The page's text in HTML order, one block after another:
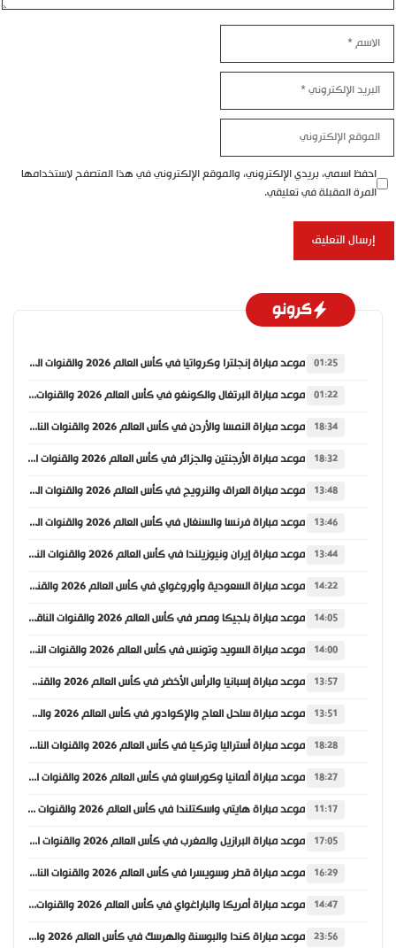
الإلكتروني
الإلكتروني
احفظ اسمي، بريدي الإلكتروني، والموقع الإلكتروني في هذا المتصفح لاستخدامها
المرة المقبلة في تعليقي.
كرونو
01:25 موعد مباراة إنجلترا وكرواتيا في كأس العالم 2026 والقنوات الناقلة
01:22 موعد مباراة البرتغال والكونغو في كأس العالم 2026 والقنوات الناقلة
18:34 موعد مباراة النمسا والأردن في كأس العالم 2026 والقنوات الناقلة
18:32 موعد مباراة الأرجنتين والجزائر في كأس العالم 2026 والقنوات الناقلة
13:48 موعد مباراة العراق والنرويج في كأس العالم 2026 والقنوات الناقلة
13:46 موعد مباراة فرنسا والسنغال في كأس العالم 2026 والقنوات الناقلة
13:44 موعد مباراة إيران ونيوزيلندا في كأس العالم 2026 والقنوات الناقلة
14:22 موعد مباراة السعودية وأوروغواي في كأس العالم 2026 والقنوات الناقلة
14:05 موعد مباراة بلجيكا ومصر في كأس العالم 2026 والقنوات الناقلة
14:00 موعد مباراة السويد وتونس في كأس العالم 2026 والقنوات الناقلة
13:57 موعد مباراة إسبانيا والرأس الأخضر في كأس العالم 2026 والقنوات الناقلة
13:51 موعد مباراة ساحل العاج والإكوادور في كأس العالم 2026 والقنوات الناقلة
18:28 موعد مباراة أستراليا وتركيا في كأس العالم 2026 والقنوات الناقلة
18:27 موعد مباراة ألمانيا وكوراساو في كأس العالم 2026 والقنوات الناقلة
11:17 موعد مباراة هايتي واسكتلندا في كأس العالم 2026 والقنوات الناقلة
17:05 موعد مباراة البرازيل والمغرب في كأس العالم 2026 والقنوات الناقلة
16:29 موعد مباراة قطر وسويسرا في كأس العالم 2026 والقنوات الناقلة
14:47 موعد مباراة أمريكا والباراغواي في كأس العالم 2026 والقنوات الناقلة
23:56 موعد مباراة كندا والبوسنة والهرسك في كأس العالم 2026 والقنوات الناقلة